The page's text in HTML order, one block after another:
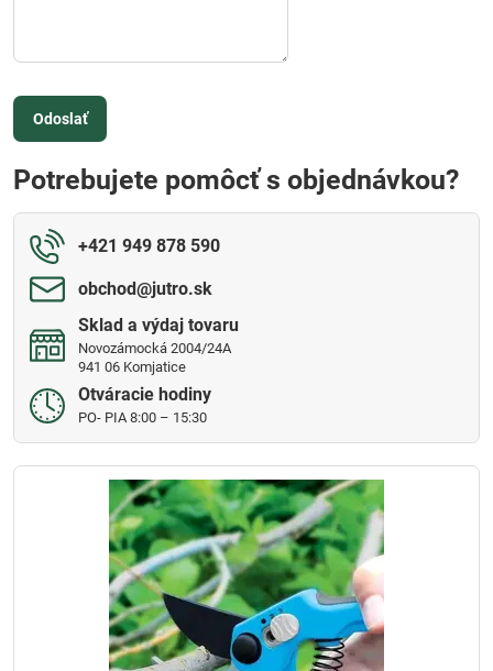
Odoslať
Potrebujete pomôcť s objednávkou?
+421 949 878 590
obchod​@jutro​.sk
Sklad a výdaj tovaru
Novozámocká 2004/24A
941 06 Komjatice
Otváracie hodiny
PO- PIA 8:00 – 15:30